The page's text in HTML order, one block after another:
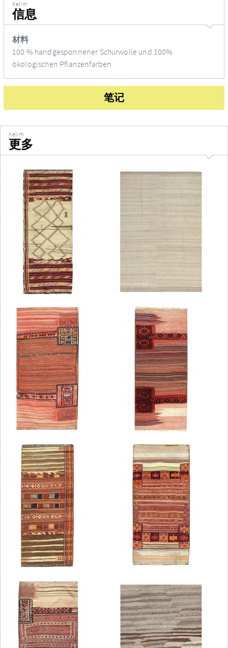
Kelim
信息
材料
100 % handgesponnener Schurwolle und 100%
ökologischen Pflanzenfarben
笔记
Kelim
更多